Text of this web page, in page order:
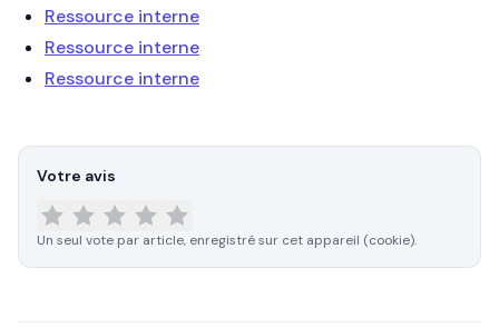
Ressource interne
Ressource interne
Ressource interne
Votre avis
Un seul vote par article, enregistré sur cet appareil (cookie).